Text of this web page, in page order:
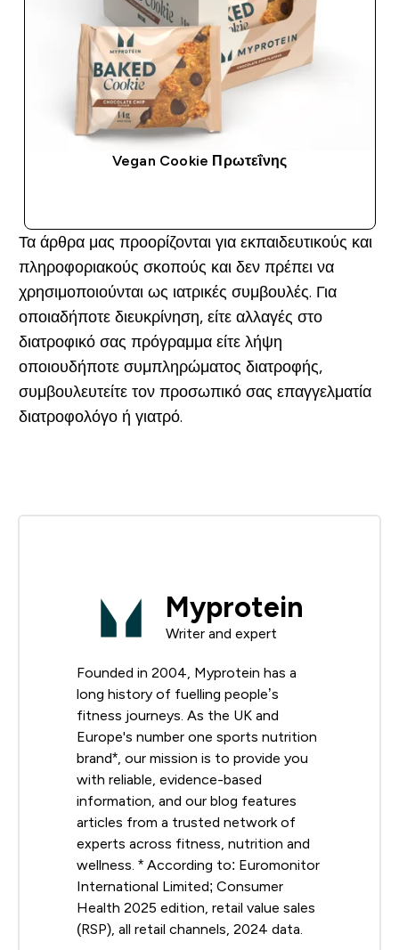
Vegan Cookie Πρωτεΐνης
Τα άρθρα μας προορίζονται για εκπαιδευτικούς και
πληροφοριακούς σκοπούς και δεν πρέπει να
χρησιμοποιούνται ως ιατρικές συμβουλές. Για
οποιαδήποτε διευκρίνηση, είτε αλλαγές στο
διατροφικό σας πρόγραμμα είτε λήψη
οποιουδήποτε συμπληρώματος διατροφής,
συμβουλευτείτε τον προσωπικό σας επαγγελματία
διατροφολόγο ή γιατρό.
Myprotein
Writer and expert
Founded in 2004, Myprotein has a
long history of fuelling people’s
fitness journeys. As the UK and
Europe's number one sports nutrition
brand*, our mission is to provide you
with reliable, evidence-based
information, and our blog features
articles from a trusted network of
experts across fitness, nutrition and
wellness. * According to: Euromonitor
International Limited; Consumer
Health 2025 edition, retail value sales
(RSP), all retail channels, 2024 data.